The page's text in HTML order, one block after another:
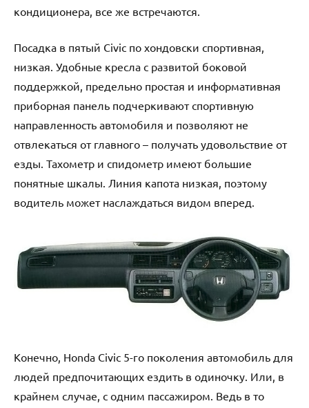
кондиционера, все же встречаются.
Посадка в пятый Civic по хондовски спортивная,
низкая. Удобные кресла с развитой боковой
поддержкой, предельно простая и информативная
приборная панель подчеркивают спортивную
направленность автомобиля и позволяют не
отвлекаться от главного – получать удовольствие от
езды. Тахометр и спидометр имеют большие
понятные шкалы. Линия капота низкая, поэтому
водитель может наслаждаться видом вперед.
Конечно, Honda Civic 5-го поколения автомобиль для
людей предпочитающих ездить в одиночку. Или, в
крайнем случае, с одним пассажиром. Ведь в то